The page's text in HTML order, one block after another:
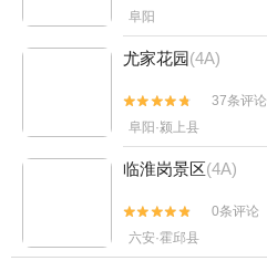
阜阳
尤家花园(4A)


37条评论
阜阳·颍上县
临淮岗景区(4A)


0条评论
六安·霍邱县